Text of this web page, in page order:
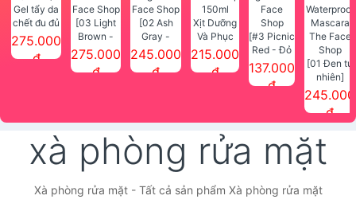
Gel tẩy da
chết đu đủ
SMART
PEELING
275.000
đ
[03 Light
Brown -
Nâu Sáng]
Phấn che
275.000
đ
[02 Ash
Gray -
Khói] Bột
kẻ chân
Face Shop
245.000
đ
Xịt Dưỡng
Và Phục
Hồi Tóc
Essential
150ml
215.000
đ
[#3 Picnic
Red - Đỏ
cam] Son
Face
137.000
đ
[01 Đen tự
nhiên]
Mascara
che phủ
nước lâu
trôi Quick
Waterproof
Mascara
245.000
đ
xà phòng rửa mặt
Xà phòng rửa mặt - Tất cả sản phẩm Xà phòng rửa mặt